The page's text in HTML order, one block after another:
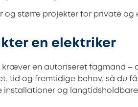
og større projekter for private og
en elektriker
kræver en autoriseret fagmand –
tid og fremtidige behov, så du
installationer og